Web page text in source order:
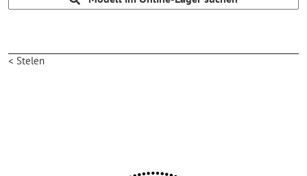
< Stelen